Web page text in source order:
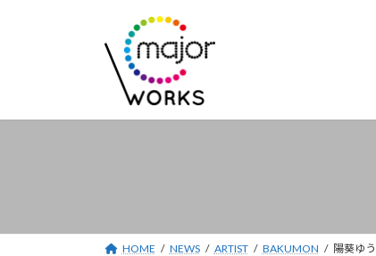
へ
ョ
HOME NEWS ARTIST BAKUMON 陽葵ゆ